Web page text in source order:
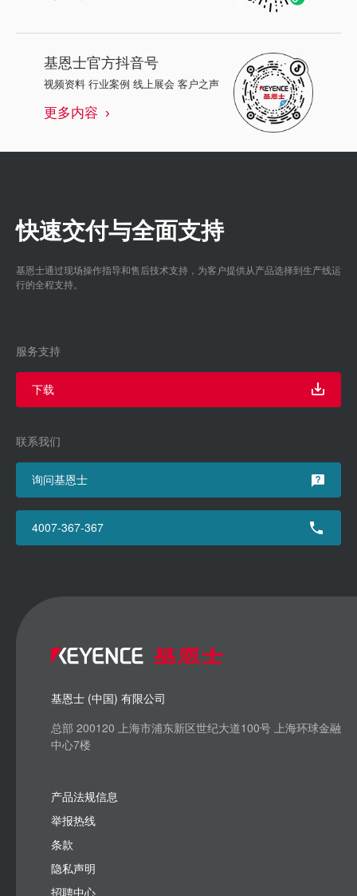
基恩士官方抖音号
视频资料 行业案例 线上展会 客户之声
更多内容
快速交付与全面支持
基恩士通过现场操作指导和售后技术支持，为客户提供从产品选择到生产线运
行的全程支持。
服务支持
下载
联系我们
询问基恩士
4007-367-367
基恩士 (中国) 有限公司
总部 200120 上海市浦东新区世纪大道100号 上海环球金融
中心7楼
产品法规信息
举报热线
条款
隐私声明
招聘中心